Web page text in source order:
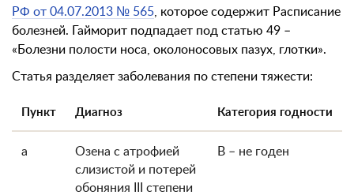
РФ от 04.07.2013 № 565 , которое содержит Расписание
болезней. Гайморит подпадает под статью 49 –
«Болезни полости носа, околоносовых пазух, глотки».
Статья разделяет заболевания по степени тяжести:
Пункт Диагноз Категория годности
а
Озена с атрофией
слизистой и потерей
обоняния III степени
В – не годен